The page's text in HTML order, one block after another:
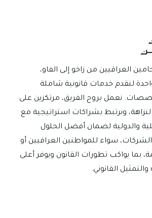
العراقيين من زاخو إلى الفاو،
لنقدم خدمات قانونية شاملة
نعمل بروح الفريق، مرتكزين على
ونرتبط بشراكات استراتيجية مع
والدولية لضمان أفضل الحلول
والشركات، سواء للمواطنين العراقيين أو
بما يواكب تطورات القانون ويوفر أعلى
القانوني.